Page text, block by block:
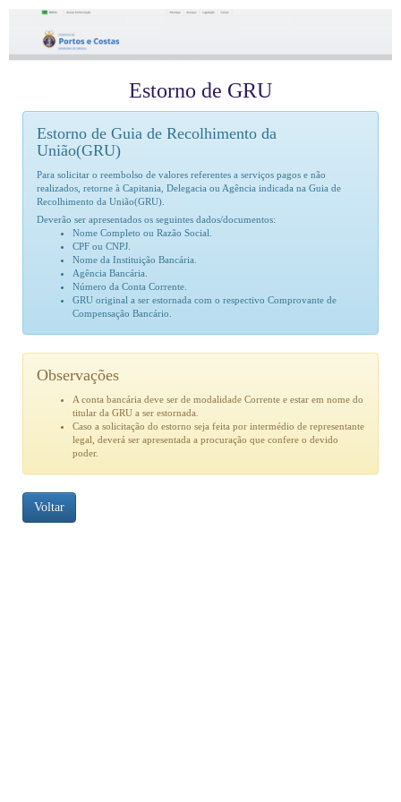
Estorno de GRU
Estorno de Guia de Recolhimento da
União(GRU)
Para solicitar o reembolso de valores referentes a serviços pagos e não
realizados, retorne à Capitania, Delegacia ou Agência indicada na Guia de
Recolhimento da União(GRU).
Deverão ser apresentados os seguintes dados/documentos:
Nome Completo ou Razão Social.
CPF ou CNPJ.
Nome da Instituição Bancária.
Agência Bancária.
Número da Conta Corrente.
GRU original a ser estornada com o respectivo Comprovante de
Compensação Bancário.
Observações
A conta bancária deve ser de modalidade Corrente e estar em nome do
titular da GRU a ser estornada.
Caso a solicitação do estorno seja feita por intermédio de representante
legal, deverá ser apresentada a procuração que confere o devido
poder.